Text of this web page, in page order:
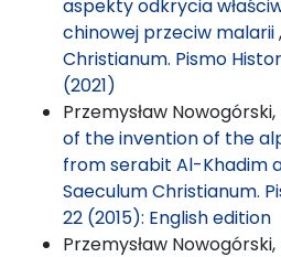
aspekty odkrycia
chinowej przeciw malarii,
Christianum. Pismo
(2021)
Przemysław Nowogórski,
of the invention of the
from serabit Al-Khadim
Saeculum Christianum.
22 (2015): English edition
Przemysław Nowogórski,